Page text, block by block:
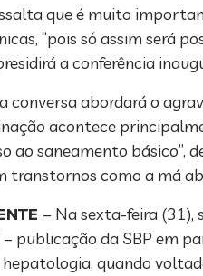
que é muito
“pois só assim será
a conferência
conversa abordará o
acontece
ao saneamento
transtornos como a má
– Na sexta-feira (31),
publicação da SBP em
quando